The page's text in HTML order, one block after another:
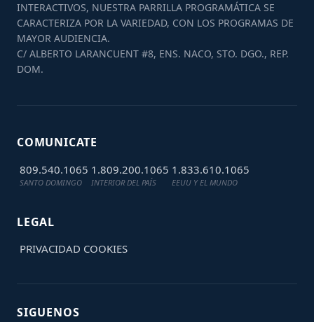
INTERACTIVOS, NUESTRA PARRILLA PROGRAMÁTICA SE
CARACTERIZA POR LA VARIEDAD, CON LOS PROGRAMAS DE
MAYOR AUDIENCIA.
C/ ALBERTO LARANCUENT #8, ENS. NACO, STO. DGO., REP.
DOM.
COMUNICATE
809.540.1065
SANTO DOMINGO
1.809.200.1065
INTERIOR DEL PAÍS
1.833.610.1065
EEUU Y EL MUNDO
LEGAL
PRIVACIDAD COOKIES
SIGUENOS